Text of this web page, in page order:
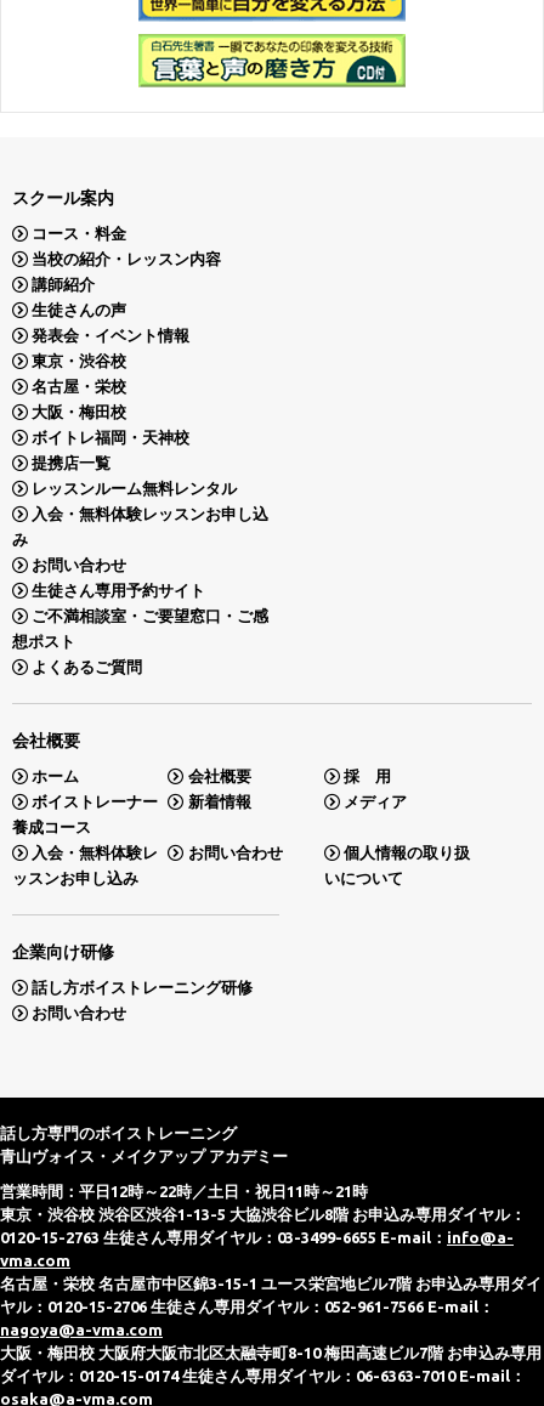
スクール案内
コース・料金
当校の紹介・レッスン内容
講師紹介
生徒さんの声
発表会・イベント情報
東京・渋谷校
名古屋・栄校
大阪・梅田校
ボイトレ福岡・天神校
提携店一覧
レッスンルーム無料レンタル
入会・無料体験レッスンお申し込
み
お問い合わせ
生徒さん専用予約サイト
ご不満相談室・ご要望窓口・ご感
想ポスト
よくあるご質問
会社概要
ホーム 会社概要
採 用
ボイストレーナー
養成コース
新着情報 メディア
入会・無料体験レ
ッスンお申し込み
お問い合わせ
個人情報の取り扱
いについて
企業向け研修
話し方ボイストレーニング研修
お問い合わせ
話し方専門のボイストレーニング
青山ヴォイス・メイクアップ アカデミー
営業時間：平日12時～22時／土日・祝日11時～21時
東京・渋谷校 渋谷区渋谷1-13-5 大協渋谷ビル8階 お申込み専用ダイヤル：
0120-15-2763 生徒さん専用ダイヤル：03-3499-6655 E-mail： info@a-
vma.com
名古屋・栄校 名古屋市中区錦3-15-1 ユース栄宮地ビル7階 お申込み専用ダイ
ヤル：0120-15-2706 生徒さん専用ダイヤル：052-961-7566 E-mail：
nagoya@a-vma.com
大阪・梅田校 大阪府大阪市北区太融寺町8-10 梅田高速ビル7階 お申込み専用
ダイヤル：0120-15-0174 生徒さん専用ダイヤル：06-6363-7010 E-mail：
osaka@a-vma.com